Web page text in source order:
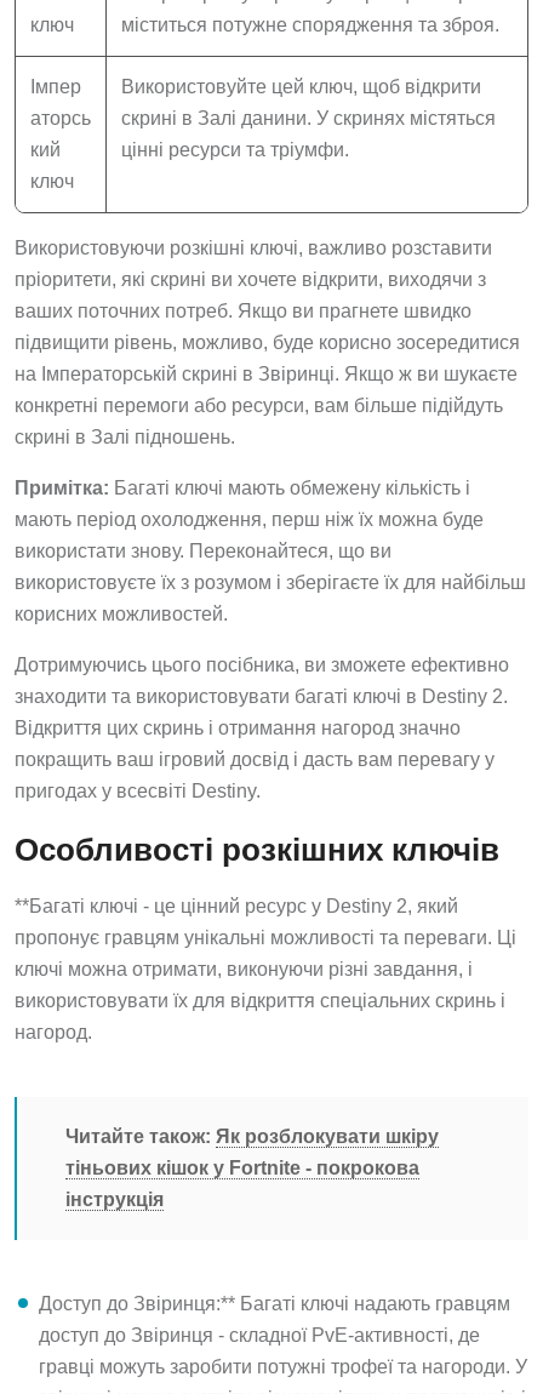
ключ
міститься потужне спорядження та зброя.
Імпер
аторсь
кий
ключ
Використовуйте цей ключ, щоб відкрити
скрині в Залі данини. У скринях містяться
цінні ресурси та тріумфи.
Використовуючи розкішні ключі, важливо розставити
пріоритети, які скрині ви хочете відкрити, виходячи з
ваших поточних потреб. Якщо ви прагнете швидко
підвищити рівень, можливо, буде корисно зосередитися
на Імператорській скрині в Звіринці. Якщо ж ви шукаєте
конкретні перемоги або ресурси, вам більше підійдуть
скрині в Залі підношень.
Примітка: Багаті ключі мають обмежену кількість і
мають період охолодження, перш ніж їх можна буде
використати знову. Переконайтеся, що ви
використовуєте їх з розумом і зберігаєте їх для найбільш
корисних можливостей.
Дотримуючись цього посібника, ви зможете ефективно
знаходити та використовувати багаті ключі в Destiny 2.
Відкриття цих скринь і отримання нагород значно
покращить ваш ігровий досвід і дасть вам перевагу у
пригодах у всесвіті Destiny.
Особливості розкішних ключів
**Багаті ключі - це цінний ресурс у Destiny 2, який
пропонує гравцям унікальні можливості та переваги. Ці
ключі можна отримати, виконуючи різні завдання, і
використовувати їх для відкриття спеціальних скринь і
нагород.
Читайте також: Як розблокувати шкіру
тіньових кішок у Fortnite - покрокова
інструкція
Доступ до Звіринця:** Багаті ключі надають гравцям
доступ до Звіринця - складної PvE-активності, де
гравці можуть заробити потужні трофеї та нагороди. У